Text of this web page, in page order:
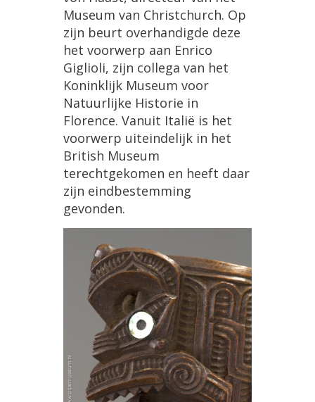
Museum van Christchurch. Op
zijn beurt overhandigde deze
het voorwerp aan Enrico
Giglioli, zijn collega van het
Koninklijk Museum voor
Natuurlijke Historie in
Florence. Vanuit Italië is het
voorwerp uiteindelijk in het
British Museum
terechtgekomen en heeft daar
zijn eindbestemming
gevonden.